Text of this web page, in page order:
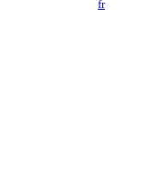
fr